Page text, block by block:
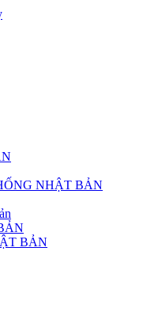
NHẬT BẢN
BẢN